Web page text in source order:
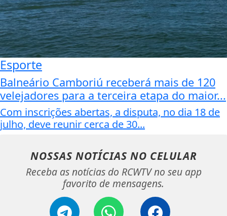
Esporte
Balneário Camboriú receberá mais de 120
velejadores para a terceira etapa do maior...
Com inscrições abertas, a disputa, no dia 18 de
julho, deve reunir cerca de 30...
NOSSAS NOTÍCIAS NO CELULAR
Receba as notícias do RCWTV no seu app
favorito de mensagens.